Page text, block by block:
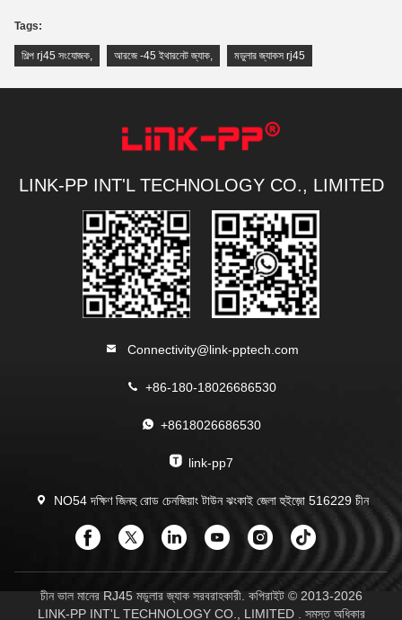
Tags:
শিল্প rj45 সংযোজক, আরজে -45 ইথারনেট জ্যাক, মডুলার জ্যাকস rj45
LINK-PP INT'L TECHNOLOGY CO., LIMITED
Connectivity@link-pptech.com
+86-180-18026686530
+8618026686530
link-pp7
NO54 দক্ষিণ জিনহু রোড চেনজিয়াং টাউন ঝংকাই জেলা হুইজ়ো 516229 চীন
চীন ভাল মানের RJ45 মডুলার জ্যাক সরবরাহকারী. কপিরাইট © 2013-2026
LINK-PP INT'L TECHNOLOGY CO., LIMITED . সমস্ত অধিকার